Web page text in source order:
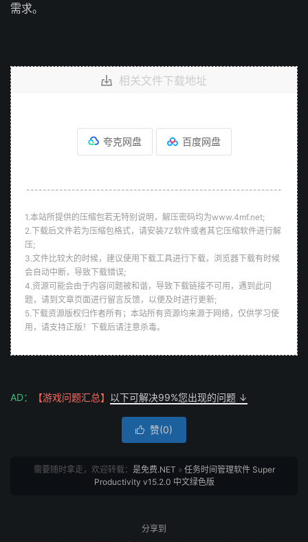
需求。
相关文件下载地址
夸克网盘 百度网盘
--------------------------------------------------------------
1.本站所提供的压缩包若无特别说明，解压密码均为www.4mf.net;
2.下载后文件若为压缩包格式，请安装7Z软件或者其它压缩软件进行解
压;
3.文件比较大的时候，建议使用下载工具进行下载，浏览器下载有时候
会自动中断，导致下载错误;
4.资源可能会由于内容问题被和谐，导致下载链接不可用，遇到此问
题，请到文章页面进行留言反馈，以便及时进行更新;
5.下载资源版权归作者所有；本站所有资源均来源于网络，仅供学习使
用，请支持正版！下载后请注意杀毒。
AD： 【游戏问题汇总】 以下可解决99%您出现的问题 ↓
 赞(0)
需要随时拿走，欢迎转载： 是免费.NET » 任务时间管理软件 Super
Productivity v15.2.0 中文绿色版
分享到